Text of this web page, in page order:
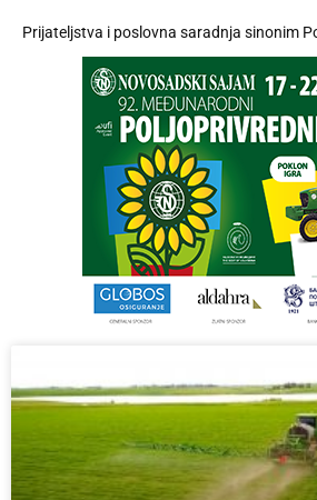
Prijateljstva i poslovna saradnja sinonim